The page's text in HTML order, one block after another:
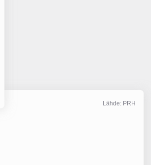
Lähde: PRH